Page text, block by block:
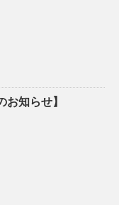
お知らせ】